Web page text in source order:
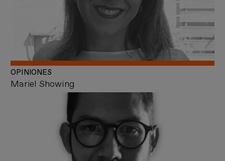
Mariel Showing
OPINIONES